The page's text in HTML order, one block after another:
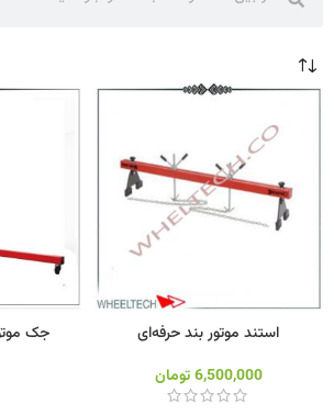
استند موتور بند حرفه‌ای
6,500,000 تومان
جک موتور